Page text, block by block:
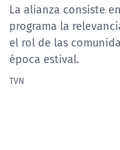
CORPORATIVO Y
CANAL DE DENUNCIAS
ÁREA DE PROYECTOS
La alianza consiste
programa la
el rol de las
época estival.
TVN